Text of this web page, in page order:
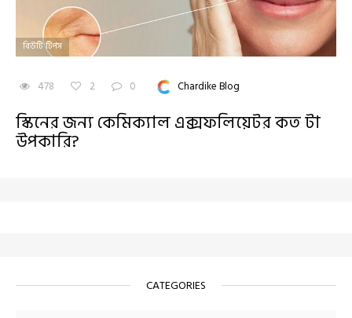
CATEGORIES
বিউটি টিপস
478 2 0 Chardike Blog
স্কিনের জন্য কেমিক্যাল এক্সফলিয়েটর কত টা
উপকারি?